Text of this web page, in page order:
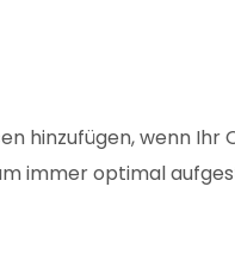
hinzufügen, wenn
immer optimal